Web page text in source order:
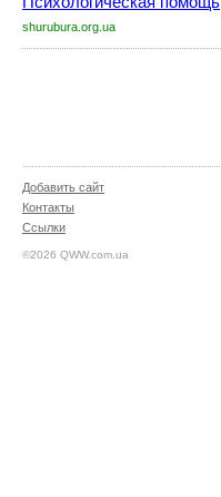
shurubura.org.ua
Добавить сайт
Контакты
Ссылки
©2026 QWW.com.ua